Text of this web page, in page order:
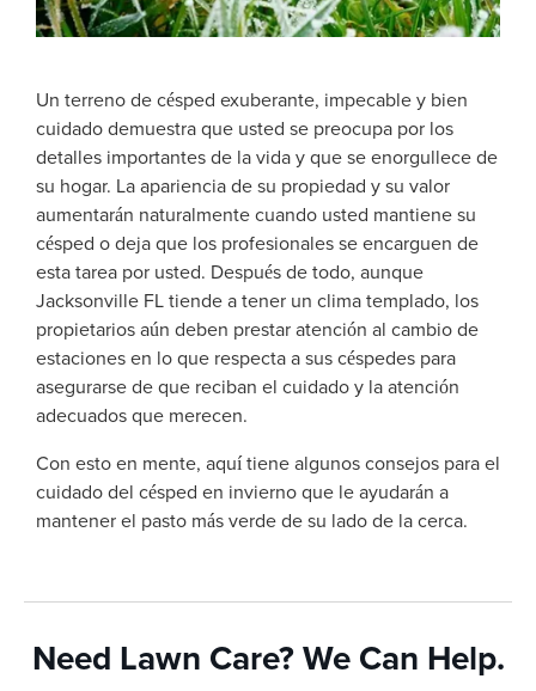
Un terreno de césped exuberante, impecable y bien
cuidado demuestra que usted se preocupa por los
detalles importantes de la vida y que se enorgullece de
su hogar. La apariencia de su propiedad y su valor
aumentarán naturalmente cuando usted mantiene su
césped o deja que los profesionales se encarguen de
esta tarea por usted. Después de todo, aunque
Jacksonville FL tiende a tener un clima templado, los
propietarios aún deben prestar atención al cambio de
estaciones en lo que respecta a sus céspedes para
asegurarse de que reciban el cuidado y la atención
adecuados que merecen.
Con esto en mente, aquí tiene algunos consejos para el
cuidado del césped en invierno que le ayudarán a
mantener el pasto más verde de su lado de la cerca.
Need Lawn Care? We Can Help.